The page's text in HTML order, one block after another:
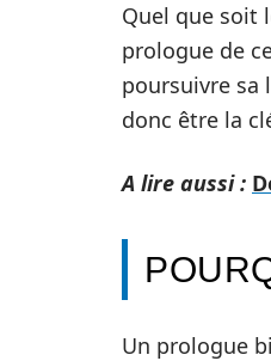
Quel que soit
prologue de
poursuivre sa
donc être la
A lire aussi :
Un prologue